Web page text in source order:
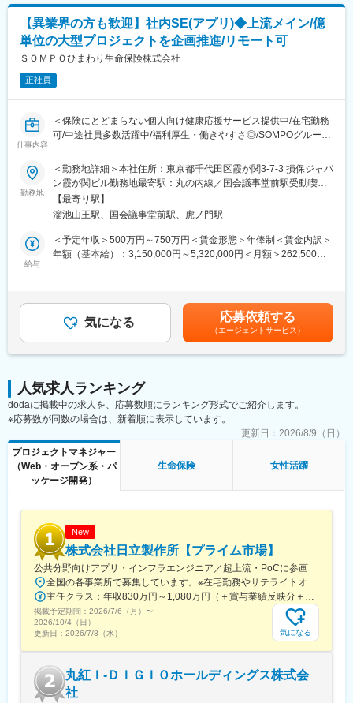
■働き方
・就業時刻は9:00～17:00、月残業平均20Hのため18:00には退社
する社員が多い環境です。
・週3日の在宅勤務が可能です。(OJT期間は原則出社／個々人の
事情により在宅頻度は相談可)
・3～4か月に1度夜間対応が発生します。主に協力会社の立ち合
変更の範囲：会社の定める業務
ョンに係るシステム開発
・新商品システム開発部：新商品・数理・経理・財務・業績・営
業報酬・内部管理などに係るシステム開発
例：トータルライフプランシュミレーションツール
■働き方：
・ビジネスカジュアル
◎「システムをつくるだけではなく、使いこなしていこうとする
気概」がある会社
システムを使う人のことを考え抜いたシステム開発環境で、ビジ
ネスや業務の領域と関わりながらシステム開発をリードできる特
め、要件定義も互いの意見がしやすい社風です。
ただ要望通りに開発を行うのではなく、その背景や経営課題、現
・AI活用による老後資金や保障額の分析システムによる初年度の
売上高は約2倍！
「人のやらないことをやる」・「道を切り拓く」といったソニー
スピリットが根付いており、自由闊達な環境の中でエンタメ・テ
クノロジーに強みを持つソニーグループ各社がもつテクノロジー
の活用も可能！
変更の範囲：会社の定める業務
【異業界の方も歓迎】社内SE(アプリ)◆上流メイン/億
単位の大型プロジェクトを企画推進/リモート可
ＳＯＭＰＯひまわり生命保険株式会社
正社員
仕事内容
＜保険にとどまらない個人向け健康応援サービス提供中/在宅勤務
可/中途社員多数活躍中/福利厚生・働きやすさ◎/SOMPOグループ
■業務内容
生命保険事業を主軸とする当社の基幹システムやWEBアプリケー
ションの開発における以下の工程をお任せします。
・企画、要件定義
・開発管理、成果物レビュー
・保守業務
※実構築工程は外部ベンダーに委託しているので、担っていただく
す。
■プロジェクト例
ジェクト
■システム環境
COBOLがメインのシステムもありますが、その他Java、AWSを
活用しているシステムもあり、IT投資を積極的に行っている環境
です。
■入社後のイメージ
らお任せし、当社の環境や業務を習得いただくことを想定してい
ます。
■配属組織
情報システム部は100名程度の社員で組織されており、約700名の
パートナー会社の方の協力も得て運営しています。IT企画、新ビ
ジネス開発、システムリスク管理、IT開発、IT基盤、次期インフラ
推進の計6つのグループに分かれています。本ポジションはIT開発
(男性34名、女性6名)、平均年齢40歳前後の組織で、全員中途入社
社員で構成されております。
勤務地
＜勤務地詳細＞本社住所：東京都千代田区霞が関3-7-3 損保ジャパ
ン霞が関ビル勤務地最寄駅：丸の内線／国会議事堂前駅受動喫煙
対策：屋内全面禁煙変更の範囲：会社の定める事業所（リモート
ワーク含む）
【最寄り駅】
溜池山王駅、国会議事堂前駅、虎ノ門駅
給与
＜予定年収＞500万円～750万円＜賃金形態＞年俸制＜賃金内訳＞
年額（基本給）：3,150,000円～5,320,000円＜月額＞262,500円
気になる 応募依頼する
（エージェントサービス）
人気求人ランキング
dodaに掲載中の求人を、応募数順にランキング形式でご紹介します。
※応募数が同数の場合は、新着順に表示しています。
更新日： 2026/8/9（日）
プロジェクトマネジャー
（Web・オープン系・パ
ッケージ開発）
生命保険 女性活躍
New
株式会社日立製作所【プライム市場】
公共分野向けアプリ・インフラエンジニア／超上流・PoCに参画
掲載予定期間： 2026/7/6（月） 〜
2026/10/4（日）
更新日： 2026/7/8（水） 気になる
丸紅Ｉ‐ＤＩＧＩＯホールディングス株式会
社